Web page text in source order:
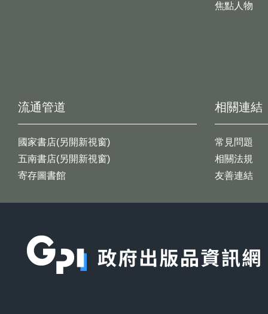
焦點人物
流通管道
國家書店(另開新視窗)
五南書店(另開新視窗)
寄存圖書館
相關連結
常見問題
相關法規
友善連結